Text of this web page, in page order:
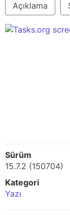
Açıklama
Sürüm
15.7.2 (150704)
Kategori
Yazı